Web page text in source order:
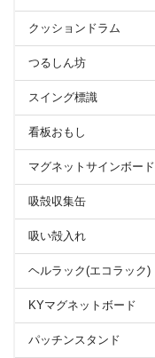
クッションドラム
つるしん坊
スイング標識
看板おもし
マグネットサインボード
吸殻収集缶
吸い殻入れ
ヘルラック(エコラック)
KYマグネットボード
パッチンスタンド